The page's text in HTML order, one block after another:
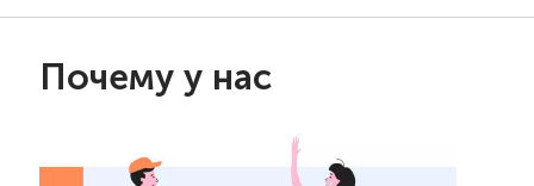
Почему у нас